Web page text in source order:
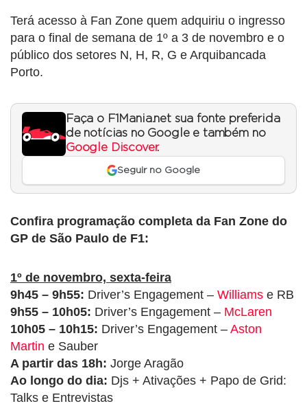
Terá acesso à Fan Zone quem adquiriu o ingresso
para o final de semana de 1º a 3 de novembro e o
público dos setores N, H, R, G e Arquibancada
Porto.
Faça o F1Mania.net sua fonte preferida
de notícias no Google e também no
Google Discover.
Seguir no Google
Confira programação completa da Fan Zone do
GP de São Paulo de F1:
1º de novembro, sexta-feira
9h45 – 9h55: Driver’s Engagement – Williams e RB
9h55 – 10h05: Driver’s Engagement – McLaren
10h05 – 10h15: Driver’s Engagement – Aston
Martin e Sauber
A partir das 18h: Jorge Aragão
Ao longo do dia: Djs + Ativações + Papo de Grid:
Talks e Entrevistas